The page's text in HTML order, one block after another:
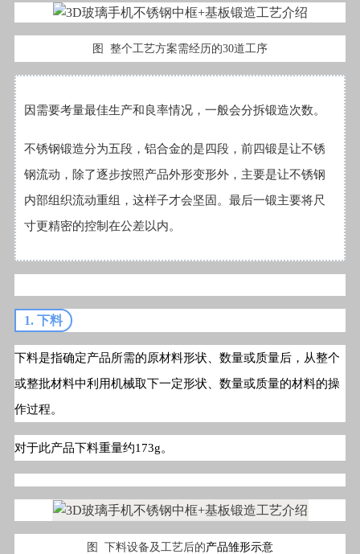
图 整个工艺方案需经历的30道工序
因需要考量最佳生产和良率情况，一般会分拆锻造次数。
不锈钢锻造分为五段，铝合金的是四段，前四锻是让不锈
钢流动，除了逐步按照产品外形变形外，主要是让不锈钢
内部组织流动重组，这样子才会坚固。最后一锻主要将尺
寸更精密的控制在公差以内。
1. 下料
下料是指确定产品所需的原材料形状、数量或质量后，从整个
或整批材料中利用机械取下一定形状、数量或质量的材料的操
作过程。
对于此产品下料重量约173g。
图 下料设备及工艺后的产品雏形示意